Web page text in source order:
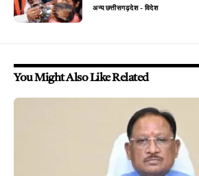
अन्यछत्तीसगढ़देश - विदेश
You Might Also Like Related